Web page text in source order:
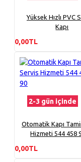
Yüksek Hızlı PVC
Kapı
0,00TL
2-3 gün içinde
Otomatik Kapı
Hizmeti 544 458
0,00TL